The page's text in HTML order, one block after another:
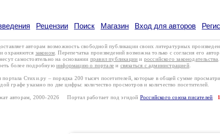
Рецензии Поиск Магазин Вход для авторов
авторам возможность свободной публикации своих литературных
охраняются законом . Перепечатка произведений возможна только с согласия его
самостоятельно на основании правил публикации и российского законодательства
более подробную информацию о портале и связаться с администрацией.
портала Стихи.ру – порядка 200 тысяч посетителей, которые в общей сумме
графе указано по две цифры: количество просмотров и количество посетителей.
авторам, 2000-2026 Портал работает под эгидой Российского союза писателей